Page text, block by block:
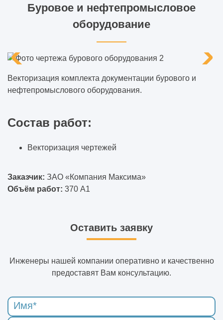
Буровое и нефтепромысловое
оборудование
Векторизация комплекта документации бурового и
нефтепромыслового оборудования.
Состав работ:
Векторизация чертежей
Заказчик: ЗАО «Компания Максима»
Объём работ: 370 А1
Оставить заявку
Инженеры нашей компании оперативно и качественно
предоставят Вам консультацию.